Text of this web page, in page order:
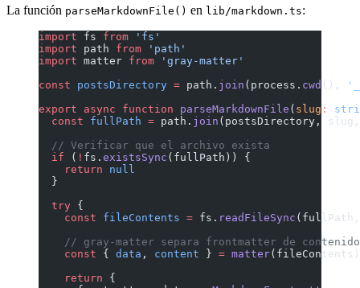
La función parseMarkdownFile() en lib/markdown.ts:
import fs from 'fs'
import path from 'path'
import matter from 'gray-matter'
const postsDirectory = path. join (process. cwd (),
export async function parseMarkdownFile ( slug :
  const
fullPath = path. join (postsDirectory,
  // Verificar que el archivo exista
  if
( ! fs. existsSync (fullPath)) {
    return
null
  }
  try
{
    const
fileContents = fs. readFileSync
    // gray-matter separa frontmatter de contenido
    const
{ data , content } = matter(fileContents)
    return
{